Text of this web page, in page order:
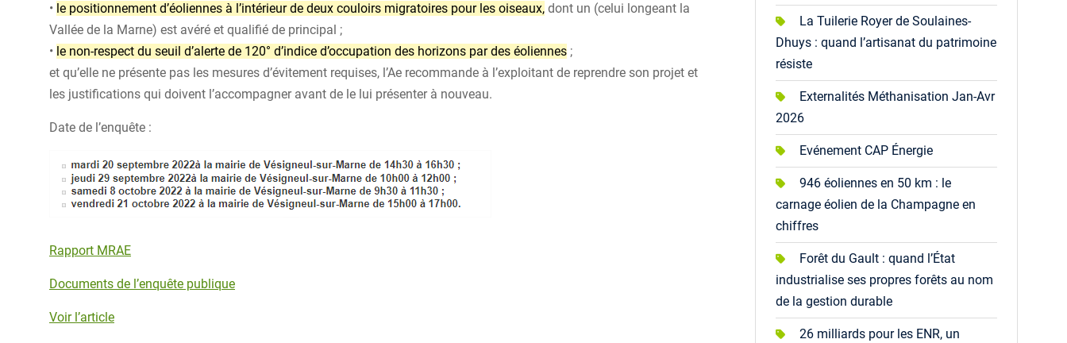
• le positionnement d’éoliennes à l’intérieur de deux couloirs migratoires pour les oiseaux, dont un (celui longeant la
Vallée de la Marne) est avéré et qualifié de principal ;
• le non-respect du seuil d’alerte de 120° d’indice d’occupation des horizons par des éoliennes ;
et qu’elle ne présente pas les mesures d’évitement requises, l’Ae recommande à l’exploitant de reprendre son projet et
les justifications qui doivent l’accompagner avant de le lui présenter à nouveau.
Date de l’enquête :
Rapport MRAE
Documents de l’enquête publique
Voir l’article
La Tuilerie Royer de Soulaines-
Dhuys : quand l’artisanat du patrimoine
résiste
Externalités Méthanisation Jan-Avr
2026
Evénement CAP Énergie
946 éoliennes en 50 km : le
carnage éolien de la Champagne en
chiffres
Forêt du Gault : quand l’État
industrialise ses propres forêts au nom
de la gestion durable
26 milliards pour les ENR, un